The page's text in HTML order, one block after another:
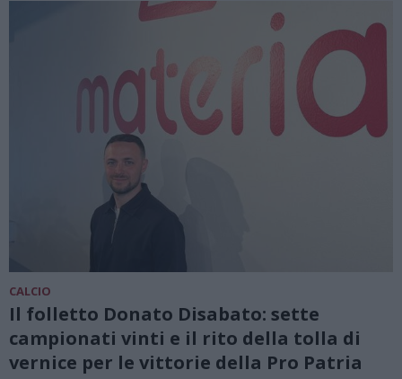
CALCIO
Il folletto Donato Disabato: sette
campionati vinti e il rito della tolla di
vernice per le vittorie della Pro Patria